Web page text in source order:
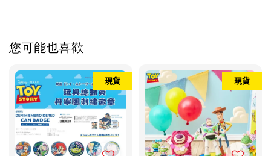
您可能也喜歡
現貨 現貨